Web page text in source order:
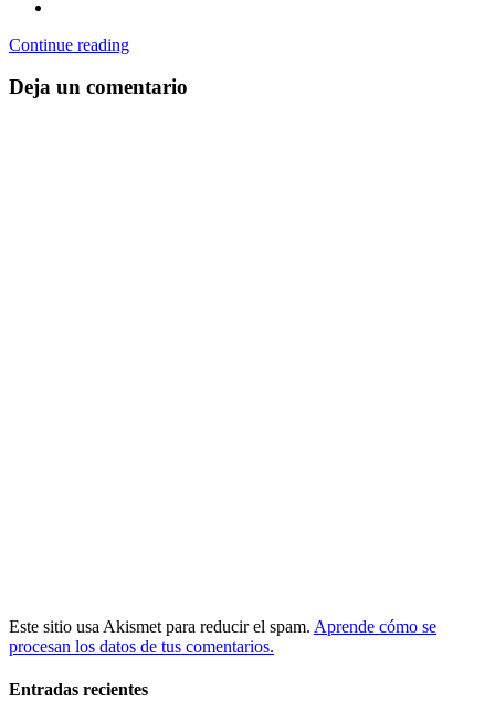
Continue reading
Deja un comentario
Este sitio usa Akismet para reducir el spam. Aprende cómo se
procesan los datos de tus comentarios.
Entradas recientes